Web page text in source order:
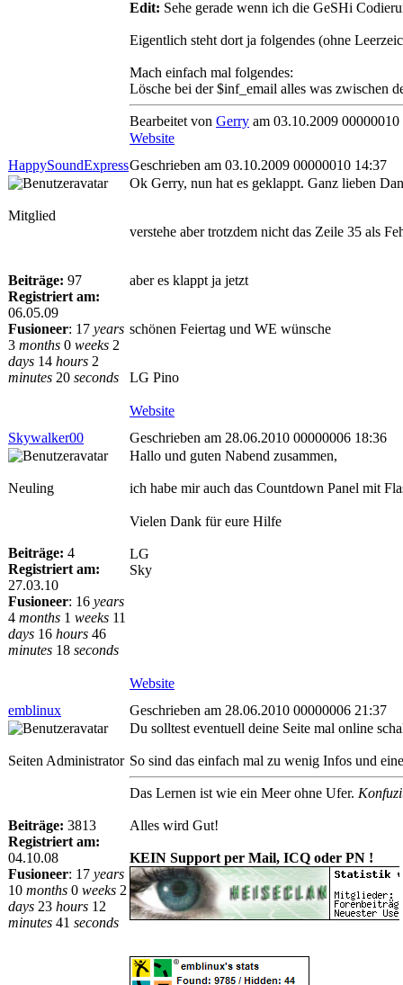
Edit: Sehe gerade wenn ich die GeSHi
Eigentlich steht dort ja folgendes (ohne
Mach einfach mal folgendes:
Lösche bei der $inf_email alles was zwischen
Bearbeitet von Gerry am 03.10.2009 00000010
Website
HappySoundExpressGeschrieben am 03.10.2009 00000010 14:37
Mitglied
Beiträge: 97
Registriert am:
06.05.09
Fusioneer: 17 years
3 months 0 weeks 2
days 14 hours 2
minutes 20 seconds
Ok Gerry, nun hat es geklappt. Ganz lieben
verstehe aber trotzdem nicht das Zeile 35 als
aber es klappt ja jetzt
schönen Feiertag und WE wünsche
LG Pino
Website
Skywalker00
Geschrieben am 28.06.2010 00000006 18:36
Neuling
Beiträge: 4
Registriert am:
27.03.10
Fusioneer: 16 years
4 months 1 weeks 11
days 16 hours 46
minutes 18 seconds
Hallo und guten Nabend zusammen,
ich habe mir auch das Countdown Panel mit
Vielen Dank für eure Hilfe
LG
Sky
Website
emblinux
Geschrieben am 28.06.2010 00000006 21:37
Seiten Administrator
Beiträge: 3813
Registriert am:
04.10.08
Fusioneer: 17 years
10 months 0 weeks 2
days 23 hours 12
minutes 41 seconds
Du solltest eventuell deine Seite mal online
So sind das einfach mal zu wenig Infos und
Das Lernen ist wie ein Meer ohne Ufer.
Alles wird Gut!
KEIN Support per Mail, ICQ oder PN !